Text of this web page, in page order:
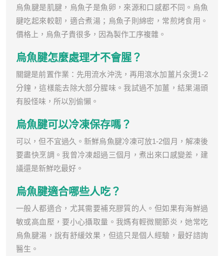
烏魚腱是肌腱，烏魚子是魚卵，來源和口感都不同。烏魚
腱吃起來較韌，適合煮湯；烏魚子則綿密，常煎烤食用。
價格上，烏魚子貴很多，因為製作工序複雜。
烏魚腱怎麼處理才不會腥？
關鍵是前置作業：先用流水沖洗，再用滾水加薑片汆燙1-2
分鐘，這樣能去除大部分腥味。我試過不加薑，結果湯頭
有股怪味，所以別偷懶。
烏魚腱可以冷凍保存嗎？
可以，但不宜過久。新鮮烏魚腱冷凍可放1-2個月，解凍後
要盡快烹調。我曾冷凍超過三個月，煮出來口感變差，建
議還是新鮮吃最好。
烏魚腱適合哪些人吃？
一般人都適合，尤其需要補充膠質的人。但如果有海鮮過
敏或高血壓，要小心攝取量。我媽有輕微關節炎，她常吃
烏魚腱湯，說有舒緩效果，但這只是個人經驗，最好諮詢
醫生。